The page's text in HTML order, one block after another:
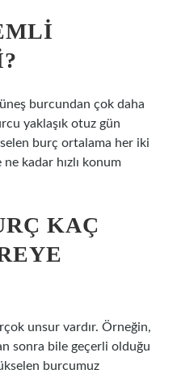
burcundan çok daha
yaklaşık otuz gün
burç ortalama her iki
kadar hızlı konum
KAÇ
unsur vardır. Örneğin,
sonra bile geçerli olduğu
burcumuz